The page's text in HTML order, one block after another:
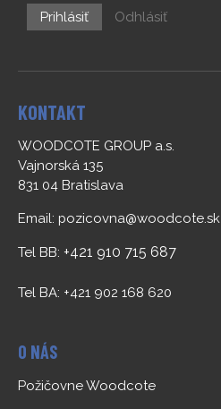
Prihlásiť Odhlásiť
KONTAKT
WOODCOTE GROUP a.s.
Vajnorská 135
831 04 Bratislava
Email: pozicovna@woodcote.sk
Tel BB: +421 910 715 687
Tel BA: +421 902 168 620
O NÁS
Požičovne Woodcote